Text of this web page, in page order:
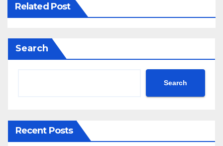
Related Post
Search
Search
Recent Posts